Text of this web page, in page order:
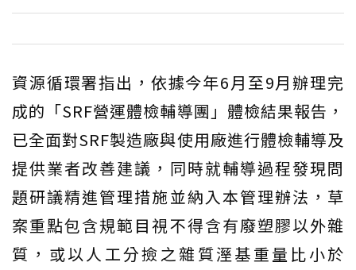
資源循環署指出，依據今年6月至9月辦理完
成的「SRF營運體檢輔導團」體檢結果報告，
已全面對SRF製造廠與使用廠進行體檢輔導及
提供業者改善建議，同時就輔導過程發現問
題研議精進管理措施並納入本管理辦法，草
案重點包含規範目視不得含有廢塑膠以外雜
質，或以人工分撿之雜質溼基重量比小於